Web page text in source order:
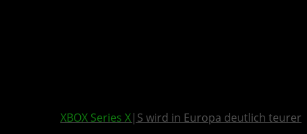
XBOX Series X|S wird in Europa deutlich teurer